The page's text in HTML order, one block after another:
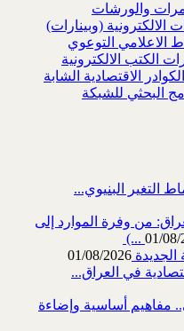
والورشات
الالكترونية (وبينارات)
الاعلامي التوعوي
الكتب الالكترونية
الاقتصادية الشابة
البحثي للشبكة
التغير البنيوي...
من وفرة الموارد إلى
01/08/
الجديدة 01/08/2026
في العراق...
مفاهيم أساسية وإضاءة